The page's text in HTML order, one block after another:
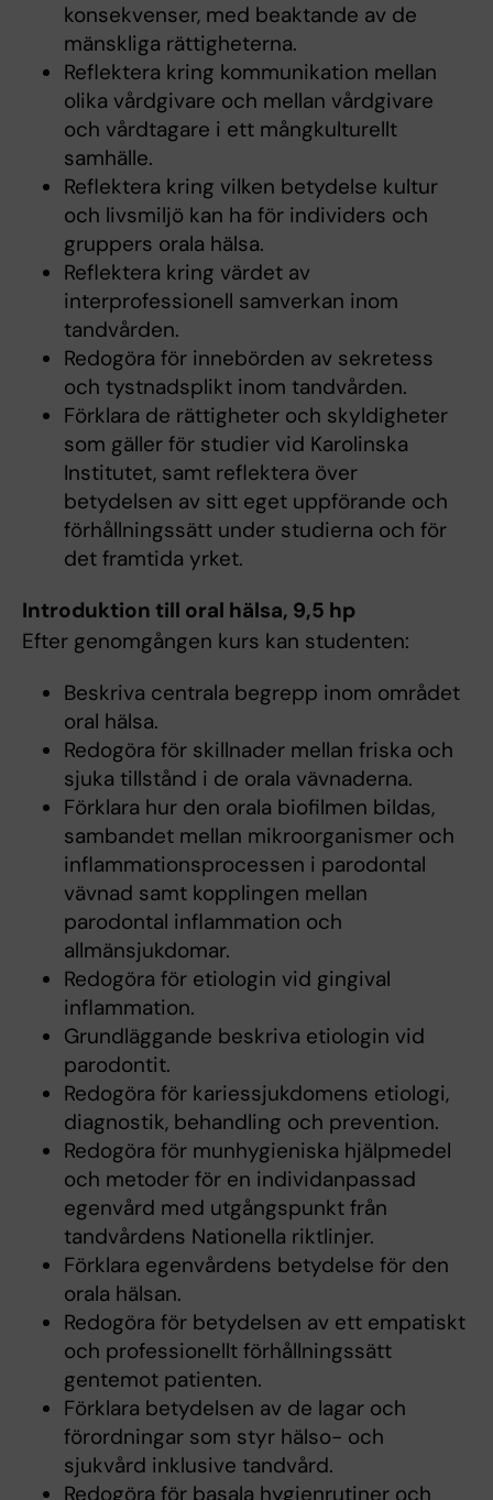
konsekvenser, med beaktande av de
mänskliga rättigheterna.
Reflektera kring kommunikation mellan
olika vårdgivare och mellan vårdgivare
och vårdtagare i ett mångkulturellt
samhälle.
Reflektera kring vilken betydelse kultur
och livsmiljö kan ha för individers och
gruppers orala hälsa.
Reflektera kring värdet av
interprofessionell samverkan inom
tandvården.
Redogöra för innebörden av sekretess
och tystnadsplikt inom tandvården.
Förklara de rättigheter och skyldigheter
som gäller för studier vid Karolinska
Institutet, samt reflektera över
betydelsen av sitt eget uppförande och
förhållningssätt under studierna och för
det framtida yrket.
Introduktion till oral hälsa, 9,5 hp
Efter genomgången kurs kan studenten:
Beskriva centrala begrepp inom området
oral hälsa.
Redogöra för skillnader mellan friska och
sjuka tillstånd i de orala vävnaderna.
Förklara hur den orala biofilmen bildas,
sambandet mellan mikroorganismer och
inflammationsprocessen i parodontal
vävnad samt kopplingen mellan
parodontal inflammation och
allmänsjukdomar.
Redogöra för etiologin vid gingival
inflammation.
Grundläggande beskriva etiologin vid
parodontit.
Redogöra för kariessjukdomens etiologi,
diagnostik, behandling och prevention.
Redogöra för munhygieniska hjälpmedel
och metoder för en individanpassad
egenvård med utgångspunkt från
tandvårdens Nationella riktlinjer.
Förklara egenvårdens betydelse för den
orala hälsan.
Redogöra för betydelsen av ett empatiskt
och professionellt förhållningssätt
gentemot patienten.
Förklara betydelsen av de lagar och
förordningar som styr hälso- och
sjukvård inklusive tandvård.
Redogöra för basala hygienrutiner och